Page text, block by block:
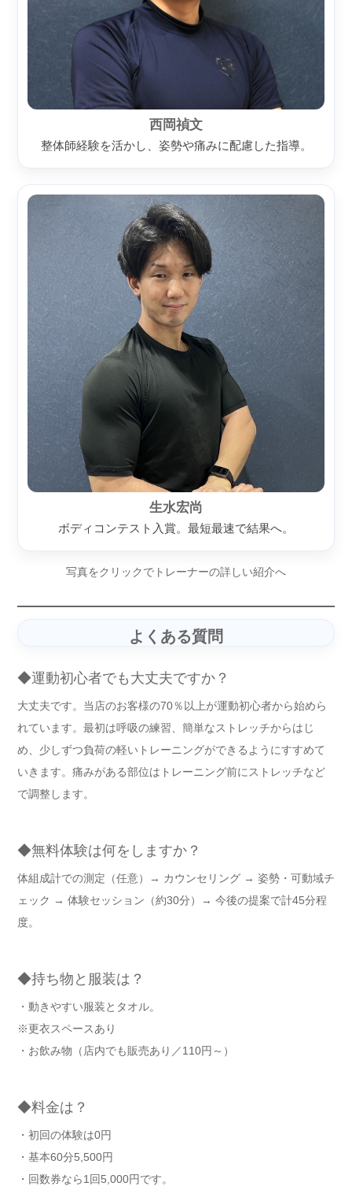
西岡禎文
整体師経験を活かし、姿勢や痛みに配慮した指導。
生水宏尚
ボディコンテスト入賞。最短最速で結果へ。
写真をクリックでトレーナーの詳しい紹介へ
よくある質問
◆運動初心者でも大丈夫ですか？
大丈夫です。当店のお客様の70％以上が運動初心者から始めら
れています。最初は呼吸の練習、簡単なストレッチからはじ
め、少しずつ負荷の軽いトレーニングができるようにすすめて
いきます。痛みがある部位はトレーニング前にストレッチなど
で調整します。
◆無料体験は何をしますか？
体組成計での測定（任意）→ カウンセリング → 姿勢・可動域チ
ェック → 体験セッション（約30分）→ 今後の提案で計45分程
度。
◆持ち物と服装は？
・動きやすい服装とタオル。
※更衣スペースあり
・お飲み物（店内でも販売あり／110円～）
◆料金は？
・初回の体験は0円
・基本60分5,500円
・回数券なら1回5,000円です。